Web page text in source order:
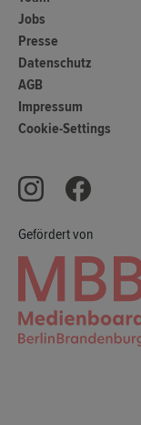
Gefördert von
Jobs
Presse
Datenschutz
AGB
Impressum
Cookie-Settings